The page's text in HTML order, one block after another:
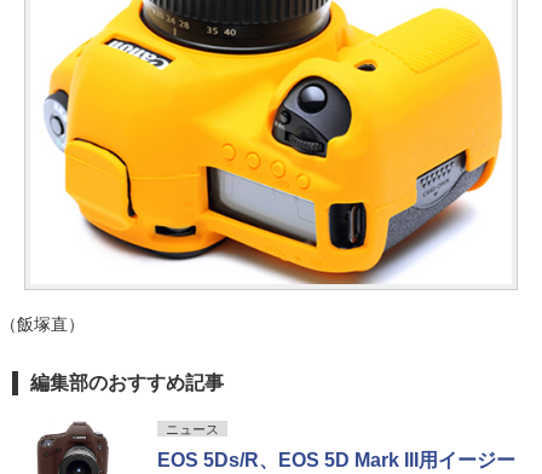
（飯塚直）
編集部のおすすめ記事
ニュース
EOS 5Ds/R、EOS 5D Mark III用イージー